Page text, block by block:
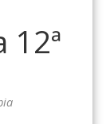
12ª